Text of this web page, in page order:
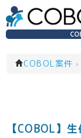
COBOL案件 ›
【COBOL】